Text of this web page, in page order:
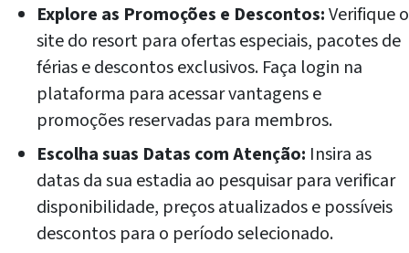
Explore as Promoções e Descontos:Verifique o
site do resort para ofertas especiais, pacotes de
férias e descontos exclusivos. Faça login na
plataforma para acessar vantagens e
promoções reservadas para membros.
Escolha suas Datas com Atenção: Insira as
datas da sua estadia ao pesquisar para verificar
disponibilidade, preços atualizados e possíveis
descontos para o período selecionado.